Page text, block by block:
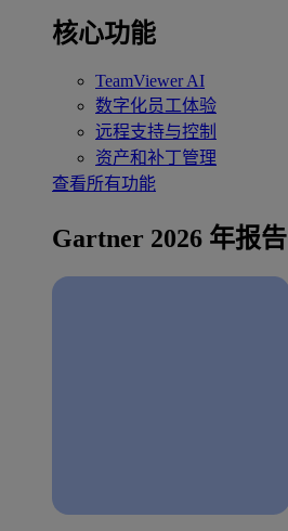
核心功能
TeamViewer AI
数字化员工体验
远程支持与控制
资产和补丁管理
查看所有功能
Gartner 2026 年报告